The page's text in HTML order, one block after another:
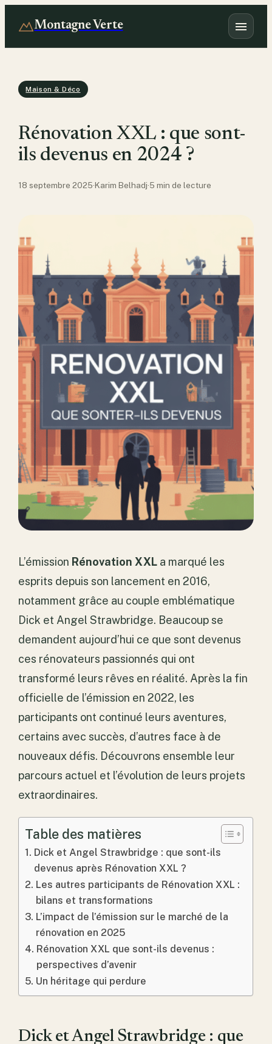
Montagne Verte
Maison & Déco
Rénovation XXL : que sont-
ils devenus en 2024 ?
18 septembre 2025·Karim Belhadj·5 min de lecture
L’émission Rénovation XXL a marqué les
esprits depuis son lancement en 2016,
notamment grâce au couple emblématique
Dick et Angel Strawbridge. Beaucoup se
demandent aujourd’hui ce que sont devenus
ces rénovateurs passionnés qui ont
transformé leurs rêves en réalité. Après la fin
officielle de l’émission en 2022, les
participants ont continué leurs aventures,
certains avec succès, d’autres face à de
nouveaux défis. Découvrons ensemble leur
parcours actuel et l’évolution de leurs projets
extraordinaires.
Table des matières
Dick et Angel Strawbridge : que sont-ils
devenus après Rénovation XXL ?
Les autres participants de Rénovation XXL :
bilans et transformations
L’impact de l’émission sur le marché de la
rénovation en 2025
Rénovation XXL que sont-ils devenus :
perspectives d’avenir
Un héritage qui perdure
Dick et Angel Strawbridge : que